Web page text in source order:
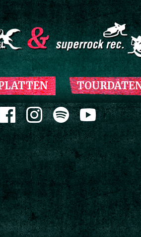
Zum Inhalt springen
Zum Inhalt springen